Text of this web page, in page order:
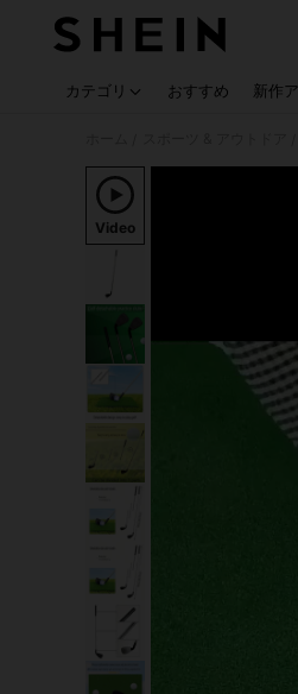
カテゴリ おすすめ 新作
Video